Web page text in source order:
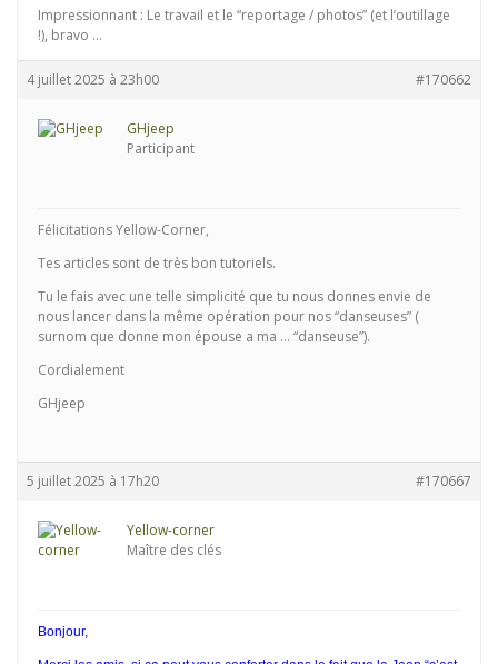
Impressionnant : Le travail et le “reportage / photos” (et l’outillage
!), bravo …
4 juillet 2025 à 23h00 #170662
GHjeep
Participant
Félicitations Yellow-Corner,
Tes articles sont de très bon tutoriels.
Tu le fais avec une telle simplicité que tu nous donnes envie de
nous lancer dans la même opération pour nos “danseuses” (
surnom que donne mon épouse a ma … “danseuse”).
Cordialement
GHjeep
5 juillet 2025 à 17h20 #170667
Yellow-corner
Maître des clés
Bonjour,